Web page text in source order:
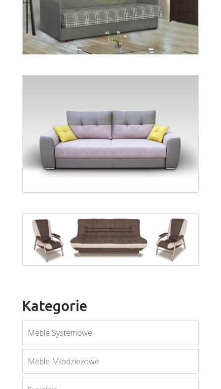
wer. Lena
Więcej
Kategorie
Meble Systemowe
Meble Młodzieżowe